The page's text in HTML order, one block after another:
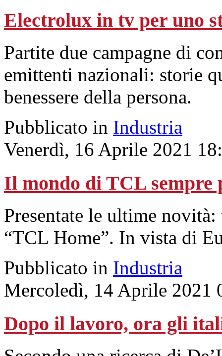
Electrolux in tv per uno
Partite due campagne di
emittenti nazionali: storie
benessere della persona.
Pubblicato in Industria
Venerdì, 16 Aprile 2021
Il mondo di TCL
Presentate le ultime
“TCL Home”. In vista di
Pubblicato in Industria
Mercoledì, 14 Aprile 2021
Dopo il lavoro, ora gli